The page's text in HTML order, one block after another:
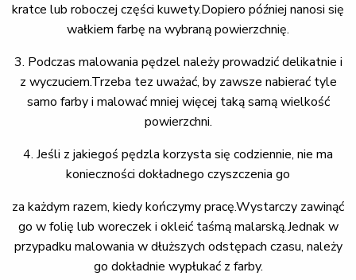
kratce lub roboczej części kuwety.Dopiero później nanosi się
wałkiem farbę na wybraną powierzchnię.
3. Podczas malowania pędzel należy prowadzić delikatnie i
z wyczuciem.Trzeba tez uważać, by zawsze nabierać tyle
samo farby i malować mniej więcej taką samą wielkość
powierzchni.
4. Jeśli z jakiegoś pędzla korzysta się codziennie, nie ma
konieczności dokładnego czyszczenia go
za każdym razem, kiedy kończymy pracę.Wystarczy zawinąć
go w folię lub woreczek i okleić taśmą malarską.Jednak w
przypadku malowania w dłuższych odstępach czasu, należy
go dokładnie wypłukać z farby.